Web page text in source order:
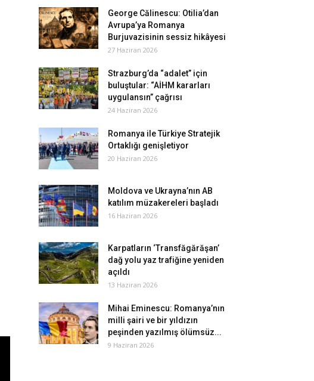
George Călinescu: Otilia’dan
Avrupa’ya Romanya
Burjuvazisinin sessiz hikâyesi
27 Haziran 2026
Strazburg’da “adalet” için
buluştular: “AİHM kararları
uygulansın” çağrısı
24 Haziran 2026
Romanya ile Türkiye Stratejik
Ortaklığı genişletiyor
20 Haziran 2026
Moldova ve Ukrayna’nın AB
katılım müzakereleri başladı
16 Haziran 2026
Karpatların ‘Transfăgărăşan’
dağ yolu yaz trafiğine yeniden
açıldı
13 Haziran 2026
Mihai Eminescu: Romanya’nın
milli şairi ve bir yıldızın
peşinden yazılmış ölümsüz...
9 Haziran 2026